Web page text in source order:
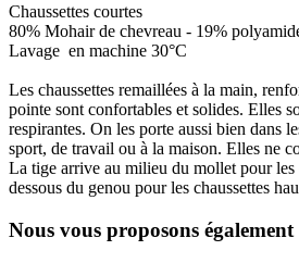
Chaussettes courtes
80% Mohair de chevreau - 19%
Lavage en machine 30°C
Les chaussettes remaillées à la main,
pointe sont confortables et solides. Elles
respirantes. On les porte aussi bien dans
sport, de travail ou à la maison. Elles ne
La tige arrive au milieu du mollet pour les
dessous du genou pour les chaussettes
Nous vous proposons également